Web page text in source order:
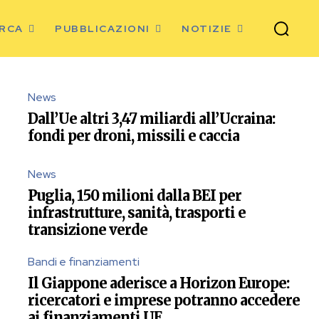
PUBBLICAZIONI NOTIZIE
News
Dall’Ue altri 3,47 miliardi all’Ucraina:
fondi per droni, missili e caccia
News
Puglia, 150 milioni dalla BEI per
infrastrutture, sanità, trasporti e
transizione verde
Bandi e finanziamenti
Il Giappone aderisce a Horizon Europe:
ricercatori e imprese potranno accedere